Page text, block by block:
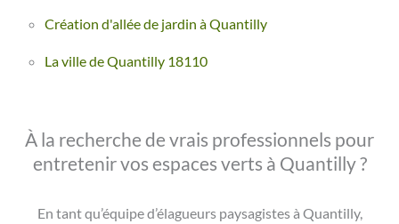
Création d'allée de jardin à Quantilly
La ville de Quantilly 18110
À la recherche de vrais professionnels pour
entretenir vos espaces verts à Quantilly ?
En tant qu’équipe d’élagueurs paysagistes à Quantilly,